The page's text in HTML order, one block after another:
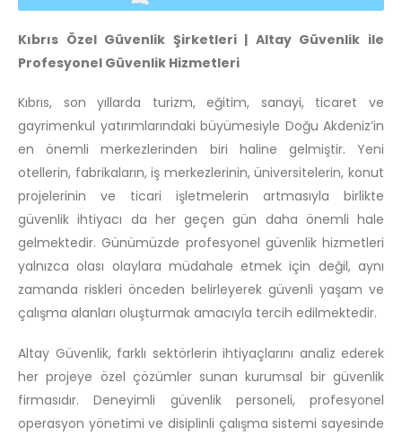
Kıbrıs Özel Güvenlik Şirketleri | Altay Güvenlik ile
Profesyonel Güvenlik Hizmetleri
Kıbrıs, son yıllarda turizm, eğitim, sanayi, ticaret ve
gayrimenkul yatırımlarındaki büyümesiyle Doğu Akdeniz’in
en önemli merkezlerinden biri haline gelmiştir. Yeni
otellerin, fabrikaların, iş merkezlerinin, üniversitelerin, konut
projelerinin ve ticari işletmelerin artmasıyla birlikte
güvenlik ihtiyacı da her geçen gün daha önemli hale
gelmektedir. Günümüzde profesyonel güvenlik hizmetleri
yalnızca olası olaylara müdahale etmek için değil, aynı
zamanda riskleri önceden belirleyerek güvenli yaşam ve
çalışma alanları oluşturmak amacıyla tercih edilmektedir.
Altay Güvenlik, farklı sektörlerin ihtiyaçlarını analiz ederek
her projeye özel çözümler sunan kurumsal bir güvenlik
firmasıdır. Deneyimli güvenlik personeli, profesyonel
operasyon yönetimi ve disiplinli çalışma sistemi sayesinde